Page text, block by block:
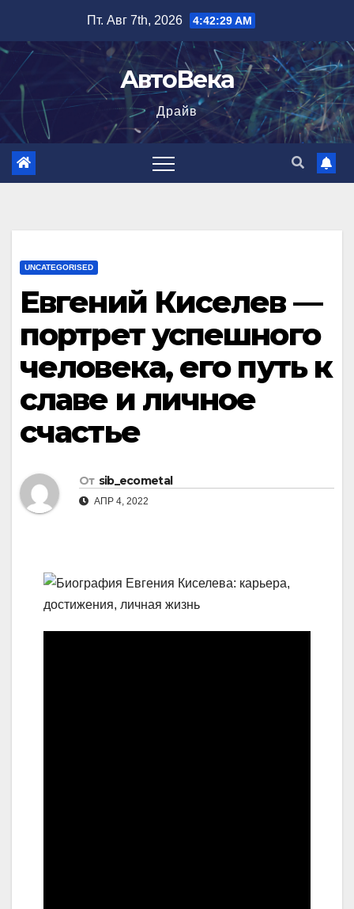
содержимому
Пт. Авг 7th, 2026 4:42:30 AM
АвтоВека
Драйв
UNCATEGORISED
Евгений Киселев —
портрет успешного
человека, его путь к
славе и личное
счастье
От sib_ecometal
АПР 4, 2022